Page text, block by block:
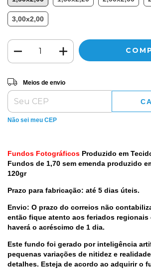
3,00x2,00
Entregas para o CEP:
Meios de envio
Não sei meu CEP
Fundos Fotográficos Produzido em
Fundos de 1,70 sem emenda produzido
120gr
Prazo para fabricação: até 5 dias úteis.
Envio: O prazo do correios não
então fique atento aos feriados regionais
haverá o acréscimo de 1 dia.
Este fundo foi gerado por inteligência
pequenas variações de nitidez e
detalhes. Esteja de acordo ao adquirir o